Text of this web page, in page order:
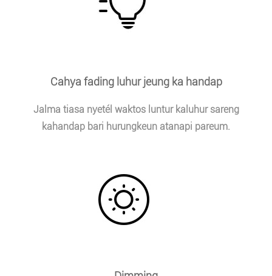
Cahya fading luhur jeung ka handap
Jalma tiasa nyetél waktos luntur kaluhur sareng
kahandap bari hurungkeun atanapi pareum.